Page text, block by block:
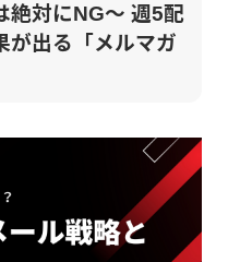
絶対にNG～ 週5配
が出る「メルマガ